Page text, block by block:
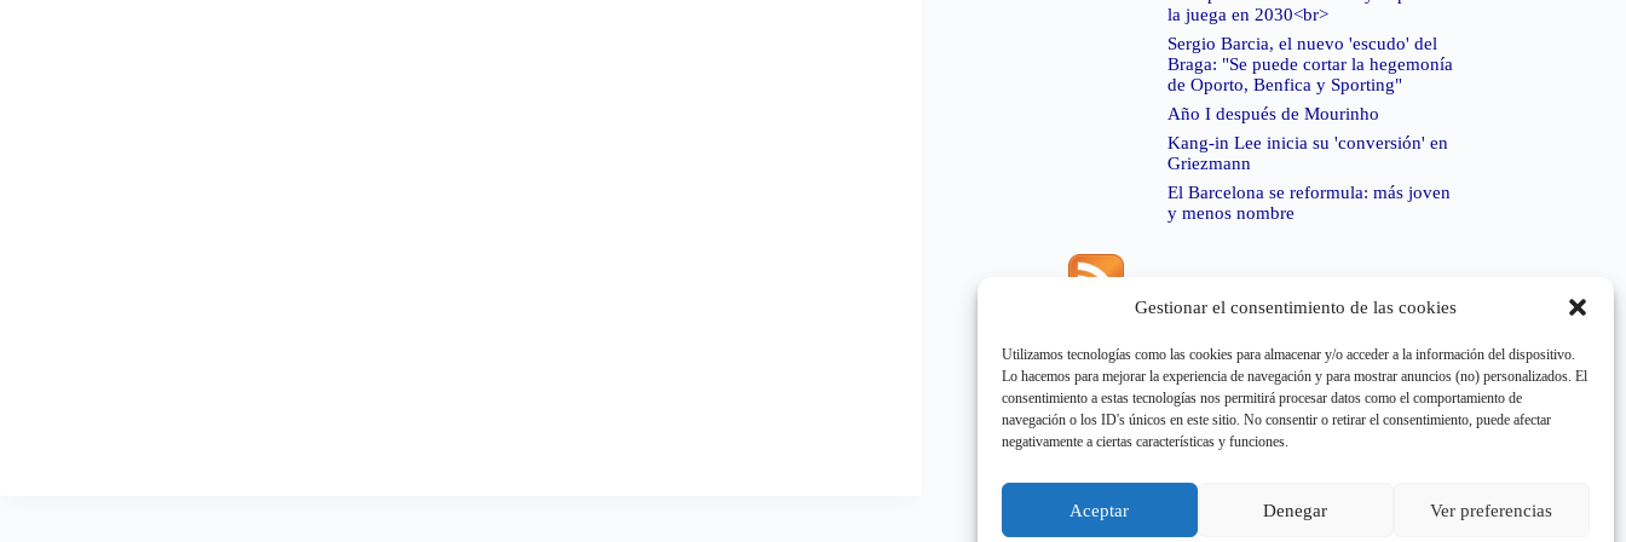
Gestionar el consentimiento de las cookies
Utilizamos tecnologías como las cookies para almacenar y/o acceder a la información del dispositivo.
Lo hacemos para mejorar la experiencia de navegación y para mostrar anuncios (no) personalizados. El
consentimiento a estas tecnologías nos permitirá procesar datos como el comportamiento de
navegación o los ID's únicos en este sitio. No consentir o retirar el consentimiento, puede afectar
negativamente a ciertas características y funciones.
Aceptar Denegar Ver preferencias
la juega en 2030<br>
Sergio Barcia, el nuevo 'escudo' del
Braga: "Se puede cortar la hegemonía
de Oporto, Benfica y Sporting"
Año I después de Mourinho
Kang-in Lee inicia su 'conversión' en
Griezmann
El Barcelona se reformula: más joven
y menos nombre
Error de RSS:Retrieved unsupported status code
"404"